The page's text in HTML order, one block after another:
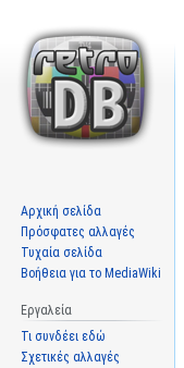
Αρχική σελίδα
Πρόσφατες αλλαγές
Τυχαία σελίδα
Βοήθεια για το MediaWiki
Εργαλεία
Τι συνδέει εδώ
Σχετικές αλλαγές